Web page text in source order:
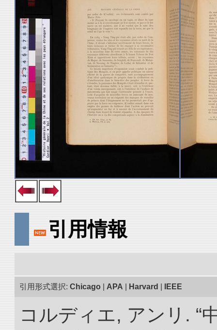
引用情報
引用形式選択: Chicago APA Harvard IEEE
コルディエ, アンリ. “